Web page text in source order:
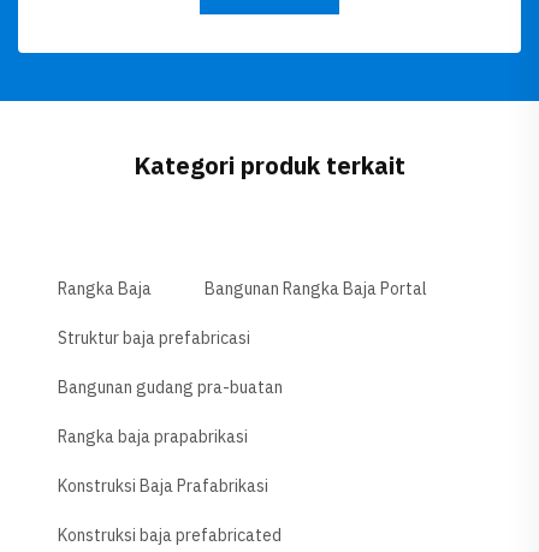
Kategori produk terkait
Rangka Baja Bangunan Rangka Baja Portal
Struktur baja prefabricasi
Bangunan gudang pra-buatan
Rangka baja prapabrikasi
Konstruksi Baja Prafabrikasi
Konstruksi baja prefabricated